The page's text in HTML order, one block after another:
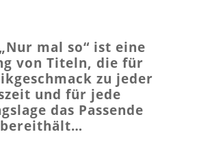
mal so“ ist eine
von Titeln, die für
zu jeder
und für jede
das Passende
bereithält…